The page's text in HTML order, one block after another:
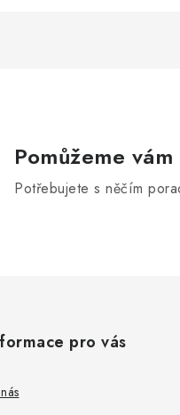
Pomůžeme
Potřebujete s něčím
pro vás